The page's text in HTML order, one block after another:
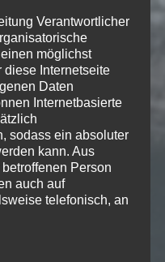
Verantwortlicher
möglichst
diese Internetseite
Daten
Internetbasierte
sodass ein absoluter
kann. Aus
Person
auch auf
telefonisch, an